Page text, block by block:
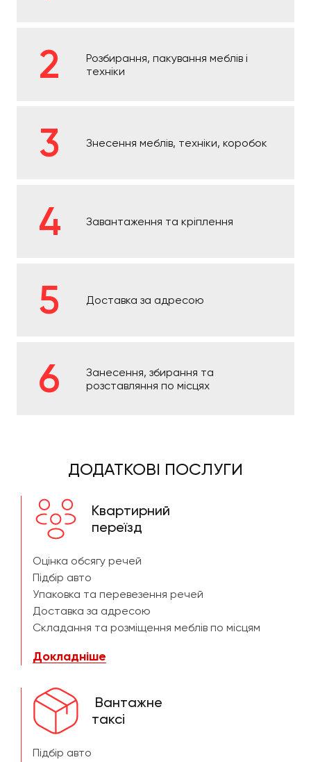
Розбирання, пакування меблів і
техніки
Знесення меблів, техніки, коробок
Завантаження та кріплення
Доставка за адресою
Занесення, збирання та
розставляння по місцях
ДОДАТКОВІ ПОСЛУГИ
Квартирний
переїзд
Оцінка обсягу речей
Підбір авто
Упаковка та перевезення речей
Доставка за адресою
Складання та розміщення меблів по місцям
Докладніше
Вантажне
таксі
Підбір авто